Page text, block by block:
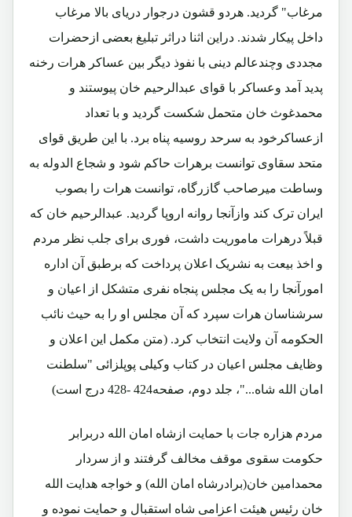
مرغاب" گردید. هردو قشون درجوار دریای بالا مرغاب
داخل پیکار شدند. دراین اثنا دراثر تبلیغ بعضی ازحضرات
مجددی وچندعالم دینی با نفوذ دیگر بین عساکر هرات رخنه
پدید آمد وعساکر با قوای عبدالرحیم خان پیوستند و
محمدغوث خان متحمل شکست گردید و با تعداد
ازعساکرخود به سرحد روسیه پناه برد. با این طریق قوای
متحد سقاوی توانست برهرات حاکم شود و شجاع الدوله به
وساطت میرصاحب گازرگاه، توانست هرات را بصوب
ایران ترک کند وازآنجا روانه اروپا گردید. عبدالرحیم خان که
قبلاً درهرات ماموریت داشت، فوری برای جلب نظر مردم
و اخذ بیعت به نشریک اعلان پرداخت که برطبق آن اداره
امورآنجا را به یک مجلس پنجاه نفری متشکل از اعیان و
سرشناسان هرات سپرد که آن مجلس او را به حیث نائب
الحکومه آن ولایت انتخاب کرد. (متن مکمل این اعلان و
وظایف مجلس اعیان در کتاب وکیلی پوپلزائی "سلطنت
امان الله شاه..."، جلد دوم، صفحه424 -428 درج است)
مردم هزاره جات با حمایت ازشاه امان الله دربرابر
حکومت سقوی موقف مخالف گرفتند و از سردار
محمدامین خان(برادرشاه امان الله) و خواجه هدایت الله
خان رئیس هیئت اعزامی شاه استقبال و حمایت نموده و